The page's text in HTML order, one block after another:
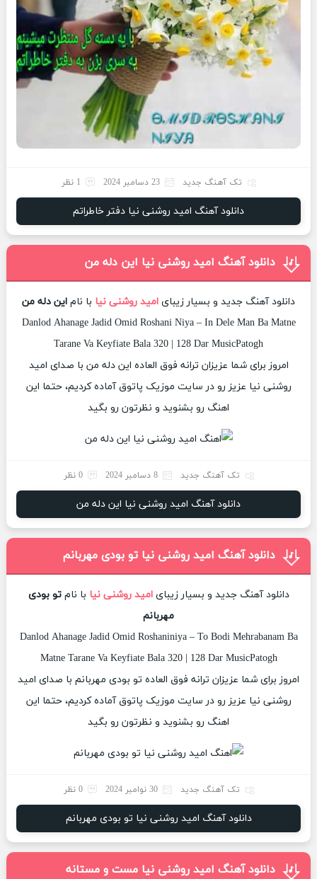
تک آهنگ جدید 23 دسامبر 2024 1 نظر
دانلود آهنگ امید روشنی نیا دفتر خاطراتم
دانلود آهنگ امید روشنی نیا این دله من
دانلود آهنگ جدید و بسیار زیبای امید روشنی نیا با نام این دله من
Danlod Ahanage Jadid Omid Roshani Niya – In Dele Man Ba Matne
Tarane Va Keyfiate Bala 320 | 128 Dar MusicPatogh
امروز برای شما عزیزان ترانه فوق العاده این دله من با صدای امید
روشنی نیا عزیز رو در سایت موزیک پاتوق آماده کردیم، حتما این
اهنگ رو بشنوید و نظرتون رو بگید
تک آهنگ جدید 8 دسامبر 2024 0 نظر
دانلود آهنگ امید روشنی نیا این دله من
دانلود آهنگ امید روشنی نیا تو بودی مهربانم
دانلود آهنگ جدید و بسیار زیبایامید روشنی نیا با نامتو بودی
مهربانم
Danlod Ahanage Jadid Omid Roshaniniya – To Bodi Mehrabanam Ba
Matne Tarane Va Keyfiate Bala 320 | 128 Dar MusicPatogh
امروز برای شما عزیزان ترانه فوق العاده تو بودی مهربانم با صدای امید
روشنی نیا عزیز رو در سایت موزیک پاتوق آماده کردیم، حتما این
اهنگ رو بشنوید و نظرتون رو بگید
تک آهنگ جدید 30 نوامبر 2024 0 نظر
دانلود آهنگ امید روشنی نیا تو بودی مهربانم
دانلود آهنگ امید روشنی نیا مست و مستانه